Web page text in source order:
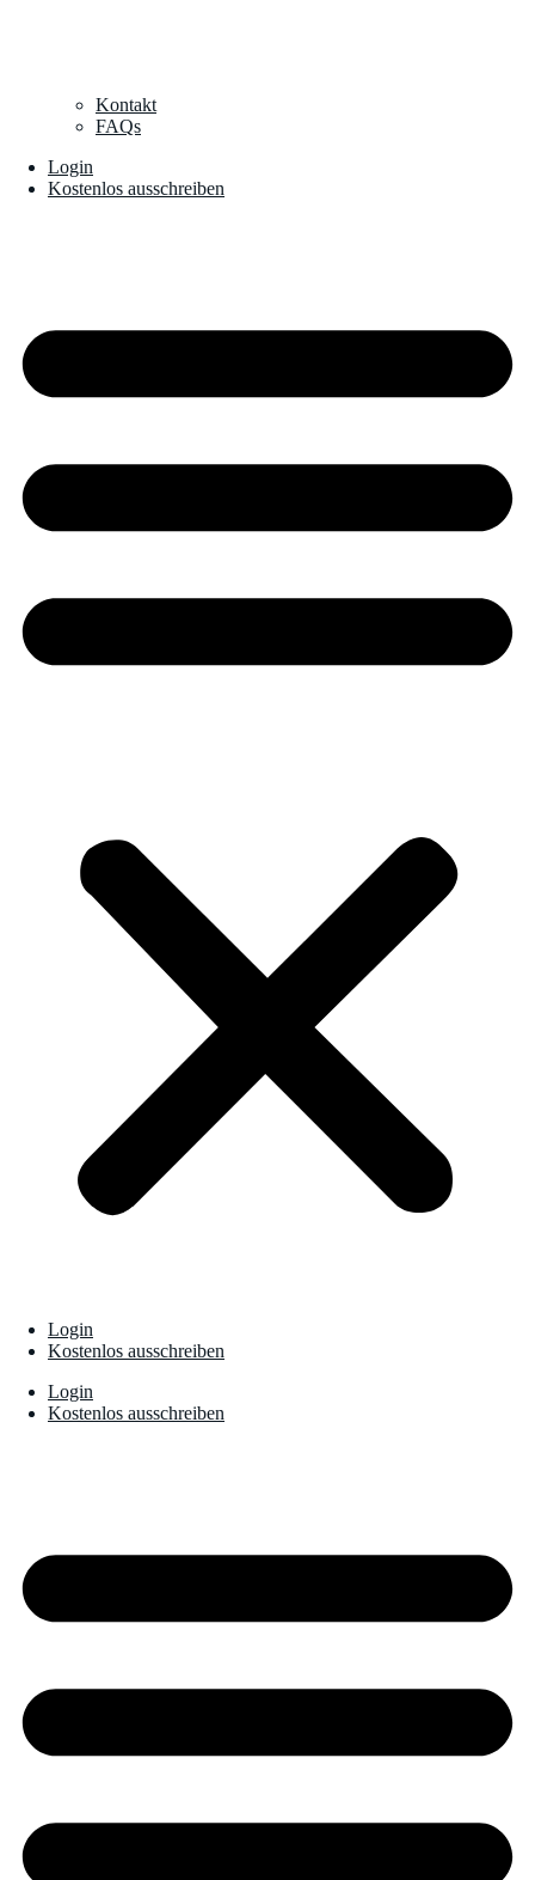
Kontakt
FAQs
Login
Kostenlos ausschreiben
Login
Kostenlos ausschreiben
Login
Kostenlos ausschreiben